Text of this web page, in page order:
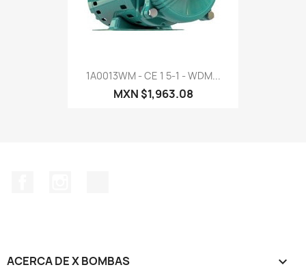
1A0013WM - CE 1 5-1 - WDM...
MXN $1,963.08
ACERCA DE X BOMBAS 